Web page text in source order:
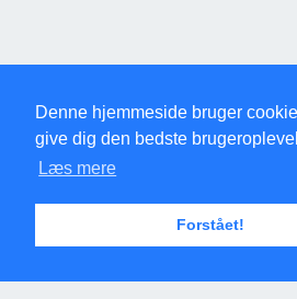
Denne hjemmeside bruger
give dig den bedste
Læs mere
Forstået!